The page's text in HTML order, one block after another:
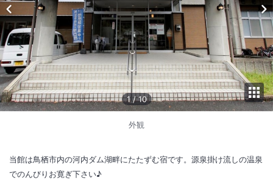
1 /10
外観
当館は鳥栖市内の河内ダム湖畔にたたずむ宿です。源泉掛け流しの温泉
でのんびりお寛ぎ下さい♪